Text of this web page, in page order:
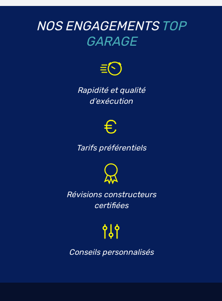
NOS ENGAGEMENTS TOP
GARAGE
Rapidité et qualité
d'exécution
Tarifs préférentiels
Révisions constructeurs
certifiées
Conseils personnalisés